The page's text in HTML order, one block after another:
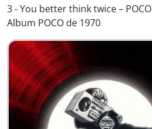
3 - You better think twice – POCO
Album POCO de 1970